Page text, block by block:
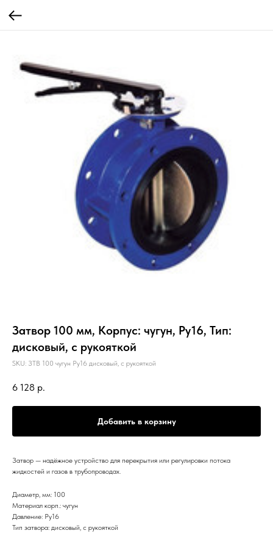
Затвор 100 мм, Корпус: чугун, Ру16, Тип:
дисковый, с рукояткой
SKU: ЗТВ 100 чугун Ру16 дисковый, с рукояткой
6 128 р.
Добавить в корзину
Затвор — надёжное устройство для перекрытия или регулировки потока
жидкостей и газов в трубопроводах.
Диаметр, мм: 100
Материал корп.: чугун
Давление: Ру16
Тип затвора: дисковый, с рукояткой